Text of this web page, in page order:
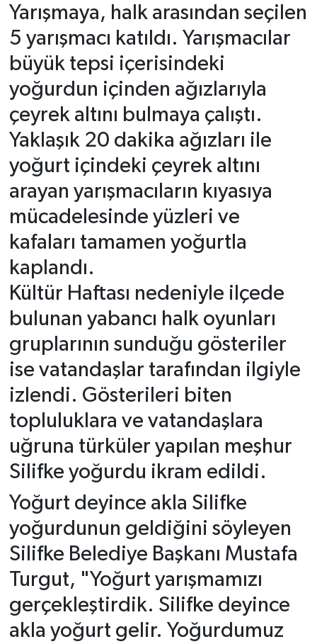
Yarışmaya, halk arasından seçilen
5 yarışmacı katıldı. Yarışmacılar
büyük tepsi içerisindeki
yoğurdun içinden ağızlarıyla
çeyrek altını bulmaya çalıştı.
Yaklaşık 20 dakika ağızları ile
yoğurt içindeki çeyrek altını
arayan yarışmacıların kıyasıya
mücadelesinde yüzleri ve
kafaları tamamen yoğurtla
kaplandı.
Kültür Haftası nedeniyle ilçede
bulunan yabancı halk oyunları
gruplarının sunduğu gösteriler
ise vatandaşlar tarafından ilgiyle
izlendi. Gösterileri biten
topluluklara ve vatandaşlara
uğruna türküler yapılan meşhur
Silifke yoğurdu ikram edildi.
Yoğurt deyince akla Silifke
yoğurdunun geldiğini söyleyen
Silifke Belediye Başkanı Mustafa
Turgut, "Yoğurt yarışmamızı
gerçekleştirdik. Silifke deyince
akla yoğurt gelir. Yoğurdumuz